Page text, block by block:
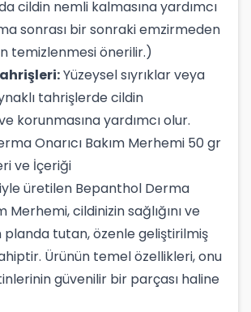
cildin nemli kalmasına yardımcı
sonrası bir sonraki emzirmeden
temizlenmesi önerilir.)
Yüzeysel sıyrıklar veya
tahrişlerde cildin
korunmasına yardımcı olur.
Onarıcı Bakım Merhemi 50 gr
ve İçeriği
üretilen Bepanthol Derma
Merhemi, cildinizin sağlığını ve
planda tutan, özenle geliştirilmiş
Ürünün temel özellikleri, onu
güvenilir bir parçası haline